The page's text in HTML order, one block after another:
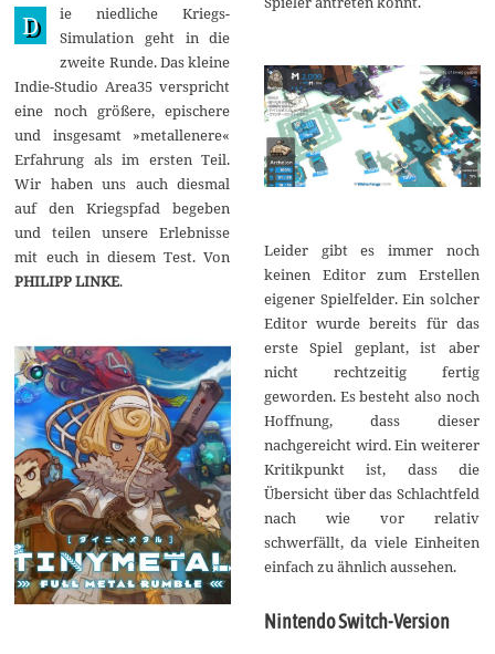
r
1
9
D
ie niedliche Kriegs-
Simulation geht in die
zweite Runde. Das kleine
Indie-Studio Area35 verspricht
eine noch größere, epischere
und insgesamt »metallenere«
Erfahrung als im ersten Teil.
Wir haben uns auch diesmal
auf den Kriegspfad begeben
und teilen unsere Erlebnisse
mit euch in diesem Test. Von
PHILIPP LINKE.
Leider gibt es immer noch
keinen Editor zum Erstellen
eigener Spielfelder. Ein solcher
Editor wurde bereits für das
erste Spiel geplant, ist aber
nicht rechtzeitig fertig
geworden. Es besteht also noch
Hoffnung, dass dieser
nachgereicht wird. Ein weiterer
Kritikpunkt ist, dass die
Übersicht über das Schlachtfeld
nach wie vor relativ
schwerfällt, da viele Einheiten
einfach zu ähnlich aussehen.
Nintendo Switch-Version